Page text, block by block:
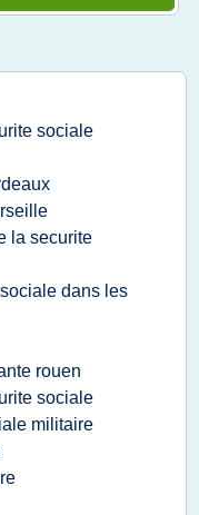
sociale
la securite
dans les
rouen
sociale
militaire